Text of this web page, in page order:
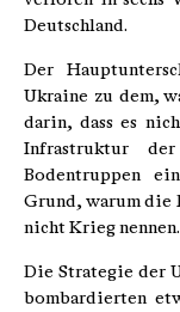
Deutschland.
Der
Ukraine zu dem,
darin, dass es
Infrastruktur
Bodentruppen
Grund, warum die
nicht Krieg nennen.
Die Strategie der
bombardierten